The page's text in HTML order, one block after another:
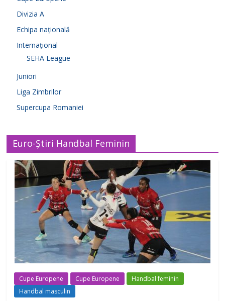
Divizia A
Echipa națională
Internațional
SEHA League
Juniori
Liga Zimbrilor
Supercupa Romaniei
Euro-Știri Handbal Feminin
Cupe Europene Cupe Europene
Handbal feminin
Handbal masculin